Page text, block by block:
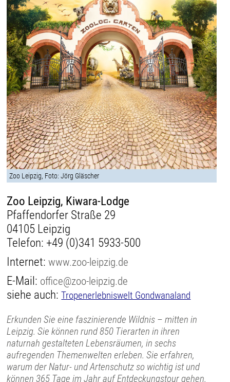
Zoo Leipzig, Foto: Jörg Gläscher
Zoo Leipzig, Kiwara-Lodge
Pfaffendorfer Straße 29
04105 Leipzig
Telefon: +49 (0)341 5933-500
Internet:www.zoo-leipzig.de
E-Mail: office@zoo-leipzig.de
siehe auch:Tropenerlebniswelt Gondwanaland
Erkunden Sie eine faszinierende Wildnis – mitten in
Leipzig. Sie können rund 850 Tierarten in ihren
naturnah gestalteten Lebensräumen, in sechs
aufregenden Themenwelten erleben. Sie erfahren,
warum der Natur- und Artenschutz so wichtig ist und
können 365 Tage im Jahr auf Entdeckungstour gehen.